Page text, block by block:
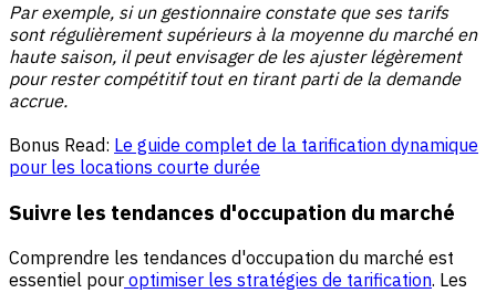
Par exemple, si un gestionnaire constate que ses tarifs
sont régulièrement supérieurs à la moyenne du marché en
haute saison, il peut envisager de les ajuster légèrement
pour rester compétitif tout en tirant parti de la demande
accrue.
Bonus Read: Le guide complet de la tarification dynamique
pour les locations courte durée
Suivre les tendances d'occupation du marché
Comprendre les tendances d'occupation du marché est
essentiel pour optimiser les stratégies de tarification. Les